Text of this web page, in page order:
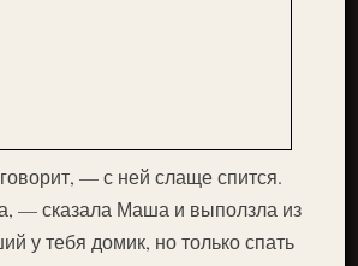
— с ней слаще спится.
— сказала Маша и выползла из
у тебя домик, но только спать